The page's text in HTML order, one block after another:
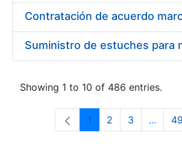
Showing 1 to 10 of 486 entries.
Page
1 Page
2 Page
3 ... 49